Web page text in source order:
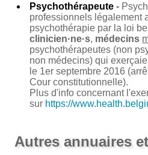
Psychothérapeute -
professionnels légalement
psychothérapie par la loi
clinicien·ne·s, médecins
psychothérapeutes (non
non médecins) qui
le 1er septembre 2016
Cour constitutionnelle).
Plus d'info concernant
sur https://
Autres annuaires